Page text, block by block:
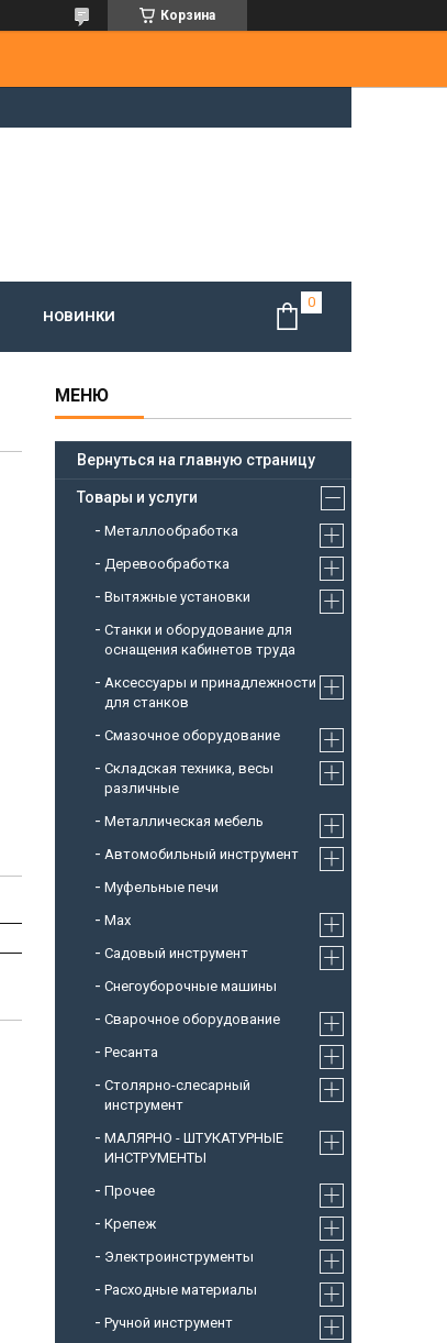
Корзина
НОВИНКИ
Вернуться на главную страницу
Товары и услуги
Металлообработка
Деревообработка
Вытяжные установки
Станки и оборудование для
оснащения кабинетов труда
Аксессуары и принадлежности
для станков
Смазочное оборудование
Складская техника, весы
различные
Металлическая мебель
Автомобильный инструмент
Муфельные печи
Max
Садовый инструмент
Снегоуборочные машины
Cварочное оборудование
Ресанта
Столярно-слесарный
инструмент
МАЛЯРНО - ШТУКАТУРНЫЕ
ИНСТРУМЕНТЫ
Прочее
Крепеж
Электроинструменты
Расходные материалы
Ручной инструмент